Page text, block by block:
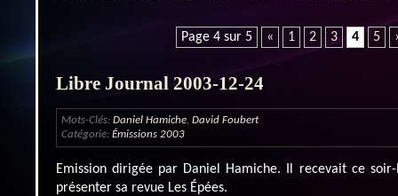
Page 4 sur 5 « 1 2 3 4 5
Libre Journal 2003-12-24
Mots-Clés: Daniel Hamiche David Foubert
Catégorie: Émissions 2003
Emission dirigée par Daniel Hamiche. Il recevait ce
présenter sa revue Les Épées.